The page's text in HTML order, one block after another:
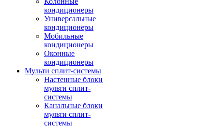
кондиционеры
Универсальные
кондиционеры
Мобильные
кондиционеры
Оконные
кондиционеры
Мульти сплит-системы
Настенные блоки
мульти сплит-
системы
Канальные блоки
мульти сплит-
системы